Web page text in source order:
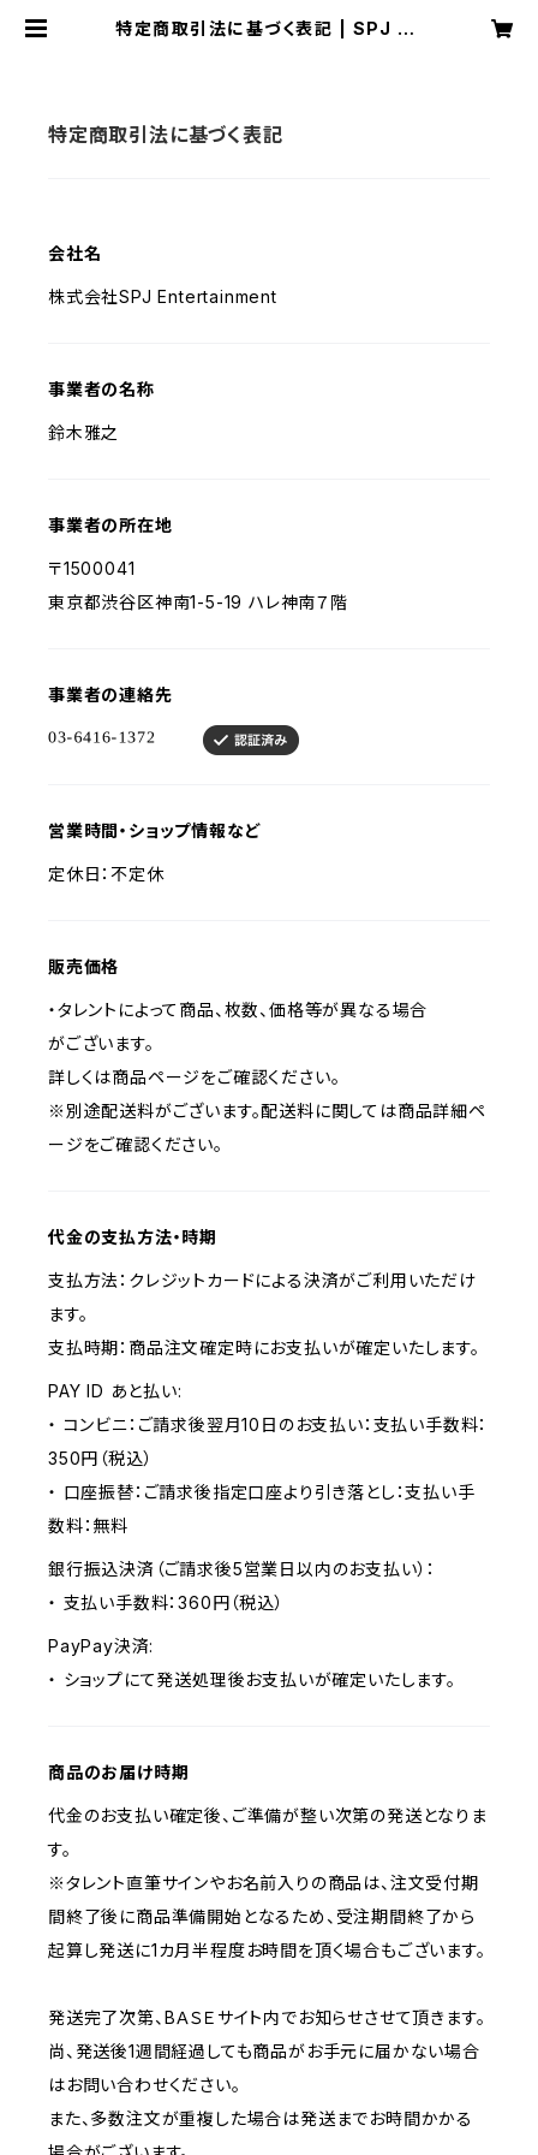
特定商取引法に基づく表記 | SPJ En
特定商取引法に基づく表記
会社名
株式会社SPJ Entertainment
事業者の名称
鈴木雅之
事業者の所在地
〒1500041
東京都渋谷区神南1-5-19 ハレ神南７階
事業者の連絡先
営業時間・ショップ情報など
定休日：不定休
販売価格
・タレントによって商品、枚数、価格等が異なる場合
がございます。
詳しくは商品ページをご確認ください。
※別途配送料がございます。配送料に関しては商品詳細ペ
ージをご確認ください。
代金の支払方法・時期
支払方法：クレジットカードによる決済がご利用いただけ
ます。
支払時期：商品注文確定時にお支払いが確定いたします。
PAY ID あと払い:
・ コンビニ：ご請求後翌月10日のお支払い：支払い手数料：
350円（税込）
・ 口座振替：ご請求後指定口座より引き落とし：支払い手
数料：無料
銀行振込決済（ご請求後5営業日以内のお支払い）：
・ 支払い手数料：360円（税込）
PayPay決済:
・ ショップにて発送処理後お支払いが確定いたします。
商品のお届け時期
代金のお支払い確定後、ご準備が整い次第の発送となりま
す。
※タレント直筆サインやお名前入りの商品は、注文受付期
間終了後に商品準備開始となるため、受注期間終了から
起算し発送に1カ月半程度お時間を頂く場合もございます。
発送完了次第、BＡＳＥサイト内でお知らせさせて頂きます。
尚、発送後1週間経過しても商品がお手元に届かない場合
はお問い合わせください。
また、多数注文が重複した場合は発送までお時間かかる